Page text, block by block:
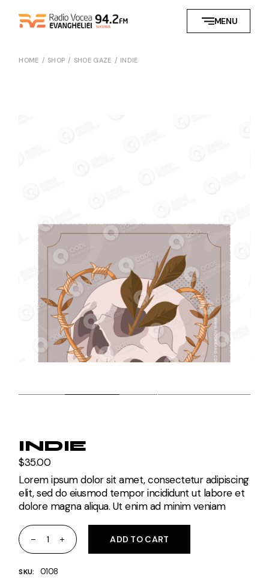
MENU
HOME SHOP SHOE GAZE INDIE
INDIE
$35.00
Lorem ipsum dolor sit amet, consectetur adipiscing
elit, sed do eiusmod tempor incididunt ut labore et
dolore magna aliqua. Ut enim ad minim veniam
ADD TO CART
SKU: 0108